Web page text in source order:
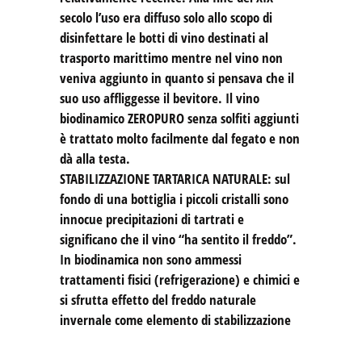
secolo l’uso era diffuso solo allo scopo di
disinfettare le botti di vino destinati al
trasporto marittimo mentre nel vino non
veniva aggiunto in quanto si pensava che il
suo uso affliggesse il bevitore. Il vino
biodinamico ZEROPURO senza solfiti aggiunti
è trattato molto facilmente dal fegato e non
dà alla testa.
STABILIZZAZIONE TARTARICA NATURALE: sul
fondo di una bottiglia i piccoli cristalli sono
innocue precipitazioni di tartrati e
significano che il vino “ha sentito il freddo”.
In biodinamica non sono ammessi
trattamenti fisici (refrigerazione) e chimici e
si sfrutta effetto del freddo naturale
invernale come elemento di stabilizzazione